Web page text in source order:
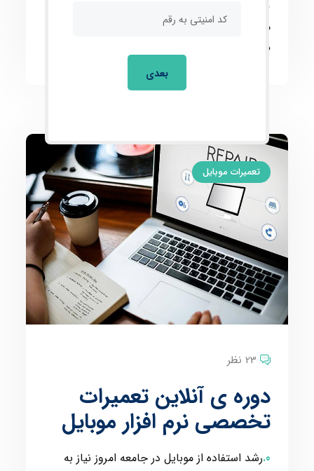
مستقل و با کسب تجربه وارد بازار کار شوید.
همچنین، پشتیبانی حضوری و مجازی پس از اتمام
دوره ارائه می‌شود.
تعمیرات موبایل
23 نظر
دوره ی آنلاین تعمیرات
تخصصی نرم افزار موبایل
رشد استفاده از موبایل در جامعه امروز نیاز به
بعدی